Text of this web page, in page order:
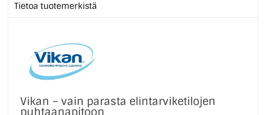
Tietoa tuotemerkistä
Vikan – vain parasta elintarviketilojen